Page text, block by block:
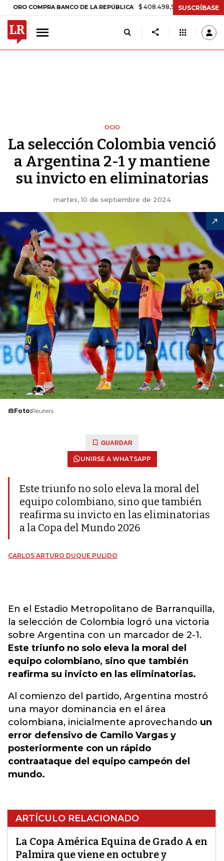
COMPRA BANCO DE LA REPÚBLICA $ 408.498,97 +$ 8.753,81 +2,19%
SUSCRÍBASE
OCIO
La selección Colombia venció
a Argentina 2-1 y mantiene
su invicto en eliminatorias
martes, 10 de septiembre de 2024
Foto:Reuters
GUARDAR
UNIRSE A WHATSAPP
Este triunfo no solo eleva la moral del
equipo colombiano, sino que también
reafirma su invicto en las eliminatorias
a la Copa del Mundo 2026
CARLOS ARTURO DUQUE PULIDO
En el Estadio Metropolitano de Barranquilla,
la selección de Colombia logró una victoria
sobre Argentina con un marcador de 2-1.
Este triunfo no solo eleva la moral del
equipo colombiano, sino que también
reafirma su invicto en las eliminatorias.
Al comienzo del partido, Argentina mostró
una mayor dominancia en el área
colombiana, inicialmente aprovechando un
error defensivo de Camilo Vargas y
posteriormente con un rápido
contraataque del equipo campeón del
mundo.
ARTÍCULO RELACIONADO
La Copa América Equina de Grado A en
Palmira que viene en octubre y